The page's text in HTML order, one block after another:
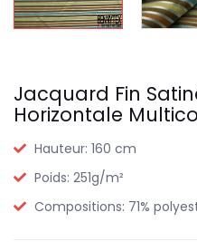
Jacquard Fin
Horizontale
Hauteur: 160 cm
Poids: 251g/m²
Compositions: 71%